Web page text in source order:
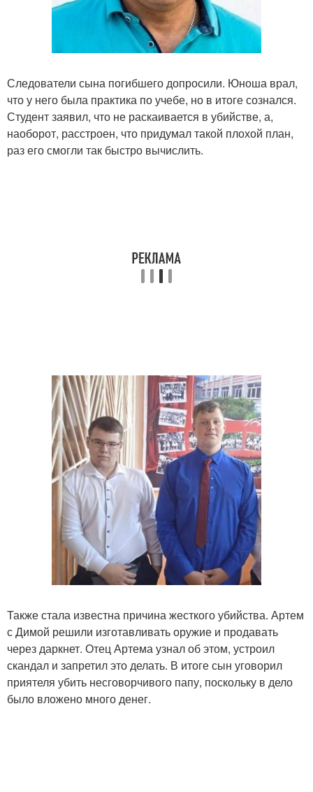
Следователи сына погибшего допросили. Юноша врал,
что у него была практика по учебе, но в итоге сознался.
Студент заявил, что не раскаивается в убийстве, а,
наоборот, расстроен, что придумал такой плохой план,
раз его смогли так быстро вычислить.
Также стала известна причина жесткого убийства. Артем
с Димой решили изготавливать оружие и продавать
через даркнет. Отец Артема узнал об этом, устроил
скандал и запретил это делать. В итоге сын уговорил
приятеля убить несговорчивого папу, поскольку в дело
было вложено много денег.